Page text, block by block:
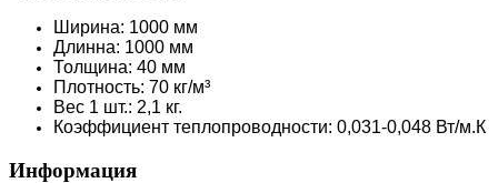
Ширина: 1000 мм
Длинна: 1000 мм
Толщина: 40 мм
Плотность: 70 кг/м³
Вес 1 шт.: 2,1 кг.
Коэффициент теплопроводности: 0,031-0,048 Вт/м.К
Информация